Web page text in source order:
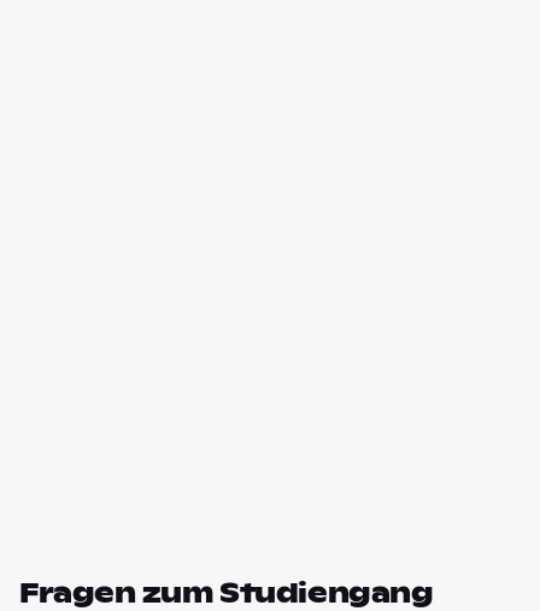
Fragen zum Studiengang